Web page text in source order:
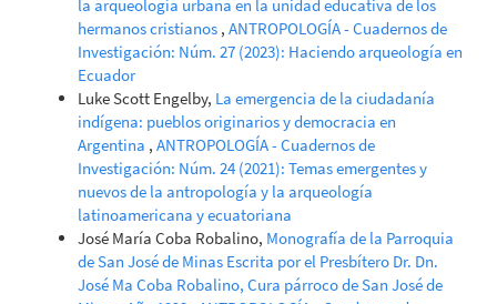
la arqueología urbana en la unidad educativa de los
hermanos cristianos , ANTROPOLOGÍA - Cuadernos de
Investigación: Núm. 27 (2023): Haciendo arqueología en
Ecuador
Luke Scott Engelby, La emergencia de la ciudadanía
indígena: pueblos originarios y democracia en
Argentina , ANTROPOLOGÍA - Cuadernos de
Investigación: Núm. 24 (2021): Temas emergentes y
nuevos de la antropología y la arqueología
latinoamericana y ecuatoriana
José María Coba Robalino, Monografía de la Parroquia
de San José de Minas Escrita por el Presbítero Dr. Dn.
José Ma Coba Robalino, Cura párroco de San José de